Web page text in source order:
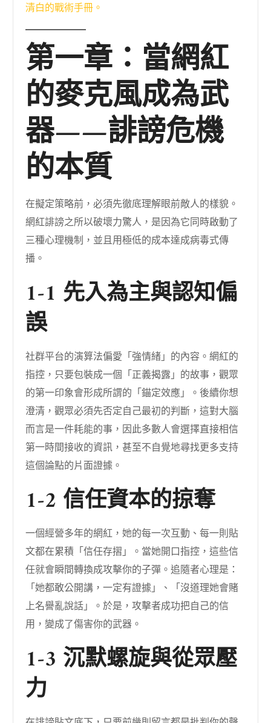
清白的戰術手冊。
第一章：當網紅
的麥克風成為武
器——誹謗危機
的本質
在擬定策略前，必須先徹底理解眼前敵人的樣貌。
網紅誹謗之所以破壞力驚人，是因為它同時啟動了
三種心理機制，並且用極低的成本達成病毒式傳
播。
1-1 先入為主與認知偏
誤
社群平台的演算法偏愛「強情緒」的內容。網紅的
指控，只要包裝成一個「正義揭露」的故事，觀眾
的第一印象會形成所謂的「錨定效應」。後續你想
澄清，觀眾必須先否定自己最初的判斷，這對大腦
而言是一件耗能的事，因此多數人會選擇直接相信
第一時間接收的資訊，甚至不自覺地尋找更多支持
這個論點的片面證據。
1-2 信任資本的掠奪
一個經營多年的網紅，她的每一次互動、每一則貼
文都在累積「信任存摺」。當她開口指控，這些信
任就會瞬間轉換成攻擊你的子彈。追隨者心理是：
「她都敢公開講，一定有證據」、「沒道理她會賭
上名譽亂說話」。於是，攻擊者成功把自己的信
用，變成了傷害你的武器。
1-3 沉默螺旋與從眾壓
力